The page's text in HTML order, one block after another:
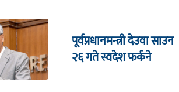
पूर्वप्रधानमन्त्री देउवा साउन
२६ गते स्वदेश फर्कने